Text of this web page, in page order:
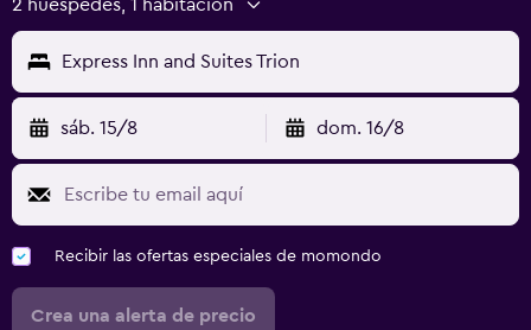
2 huéspedes, 1 habitación
Express Inn and Suites Trion
sáb. 15/8 dom. 16/8
Recibir las ofertas especiales de momondo
Crea una alerta de precio